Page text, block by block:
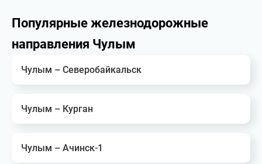
Популярные железнодорожные
направления Чулым
Чулым – Северобайкальск
Чулым – Курган
Чулым – Ачинск-1